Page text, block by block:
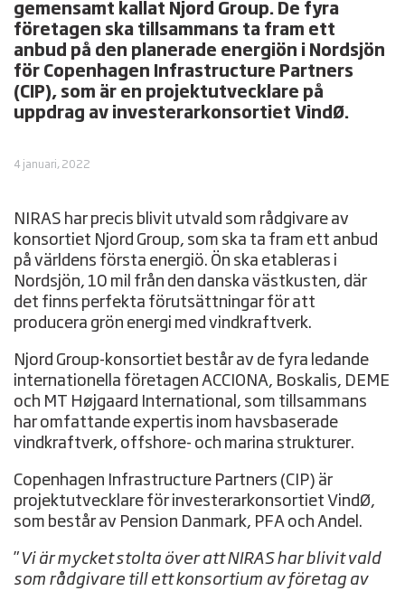
gemensamt kallat Njord Group. De fyra
företagen ska tillsammans ta fram ett
anbud på den planerade energiön i Nordsjön
för Copenhagen Infrastructure Partners
(CIP), som är en projektutvecklare på
uppdrag av investerarkonsortiet VindØ.
4 januari, 2022
NIRAS har precis blivit utvald som rådgivare av
konsortiet Njord Group, som ska ta fram ett anbud
på världens första energiö. Ön ska etableras i
Nordsjön, 10 mil från den danska västkusten, där
det finns perfekta förutsättningar för att
producera grön energi med vindkraftverk.
Njord Group-konsortiet består av de fyra ledande
internationella företagen ACCIONA, Boskalis, DEME
och MT Højgaard International, som tillsammans
har omfattande expertis inom havsbaserade
vindkraftverk, offshore- och marina strukturer.
Copenhagen Infrastructure Partners (CIP) är
projektutvecklare för investerarkonsortiet VindØ,
som består av Pension Danmark, PFA och Andel.
” Vi är mycket stolta över att NIRAS har blivit vald
som rådgivare till ett konsortium av företag av